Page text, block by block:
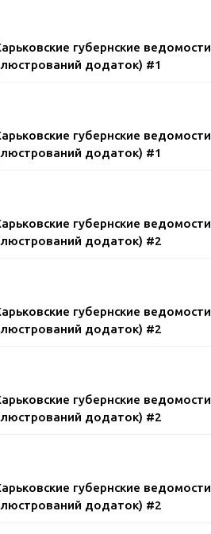
губернские ведомости
додаток) #1
губернские ведомости
додаток) #1
губернские ведомости
додаток) #2
губернские ведомости
додаток) #2
губернские ведомости
додаток) #2
губернские ведомости
додаток) #2